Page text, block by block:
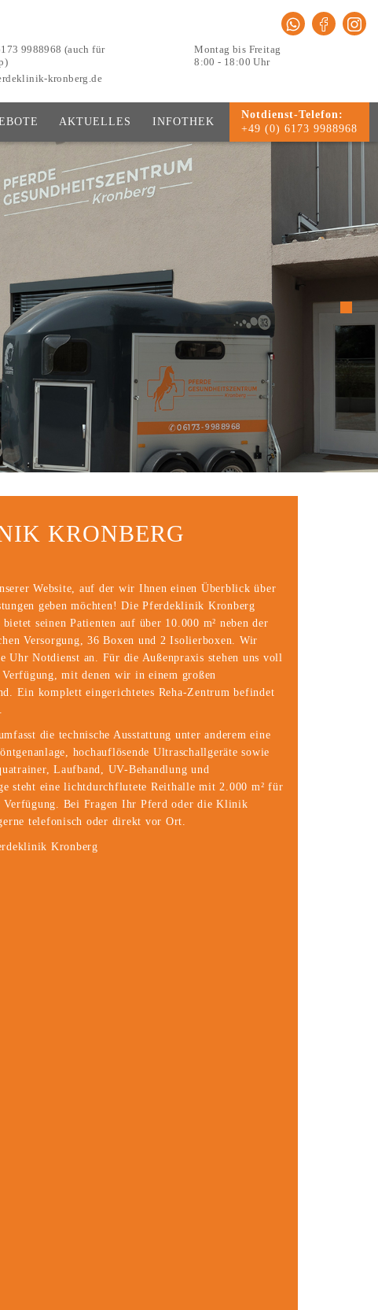
9988968 (auch für
kronberg.de
Montag bis Freitag
8:00 - 18:00 Uhr
AKTUELLES INFOTHEK
Notdienst-Telefon:
+49 (0) 6173 9988968
KRONBERG
Website, auf der wir Ihnen einen Überblick über
geben möchten! Die Pferdeklinik Kronberg
seinen Patienten auf über 10.000 m² neben der
Versorgung, 36 Boxen und 2 Isolierboxen. Wir
Uhr Notdienst an. Für die Außenpraxis stehen uns voll
Verfügung, mit denen wir in einem großen
Ein komplett eingerichtetes Reha-Zentrum befindet
die technische Ausstattung unter anderem eine
hochauflösende Ultraschallgeräte sowie
Laufband, UV-Behandlung und
steht eine lichtdurchflutete Reithalle mit 2.000 m² für
Verfügung. Bei Fragen Ihr Pferd oder die Klinik
telefonisch oder direkt vor Ort.
Kronberg